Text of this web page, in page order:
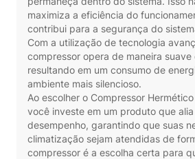
maximiza a eficiência do
contribui para a segurança do
Com a utilização de tecnologia
compressor opera de maneira suave
resultando em um consumo de
ambiente mais silencioso.
Ao escolher o Compressor
você investe em um produto que
desempenho, garantindo que suas
climatização sejam atendidas de
compressor é a escolha certa para